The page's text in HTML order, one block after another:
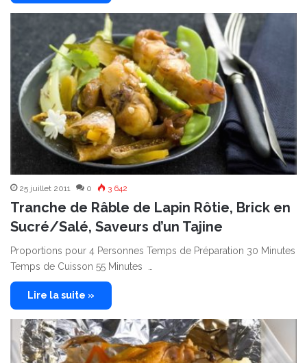
25 juillet 2011 0 3 642
Tranche de Râble de Lapin Rôtie, Brick en
Sucré/Salé, Saveurs d’un Tajine
Proportions pour 4 Personnes Temps de Préparation 30 Minutes
Temps de Cuisson 55 Minutes …
Lire la suite »